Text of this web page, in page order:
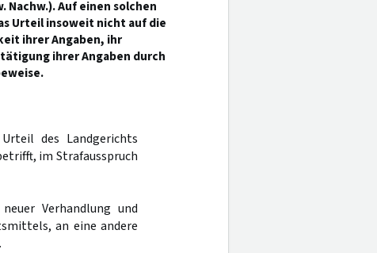
Nachw.). Auf einen solchen
Urteil insoweit nicht auf die
ihrer Angaben, ihr
ihrer Angaben durch
des Landgerichts
im Strafausspruch
Verhandlung und
an eine andere